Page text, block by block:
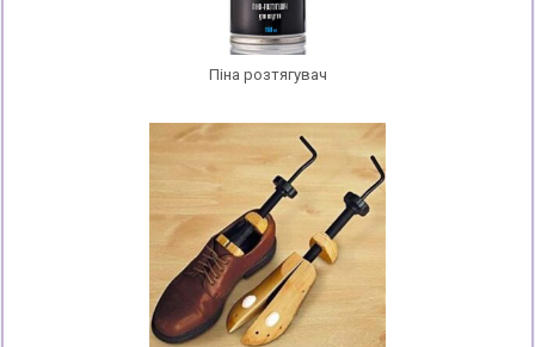
Піна розтягувач